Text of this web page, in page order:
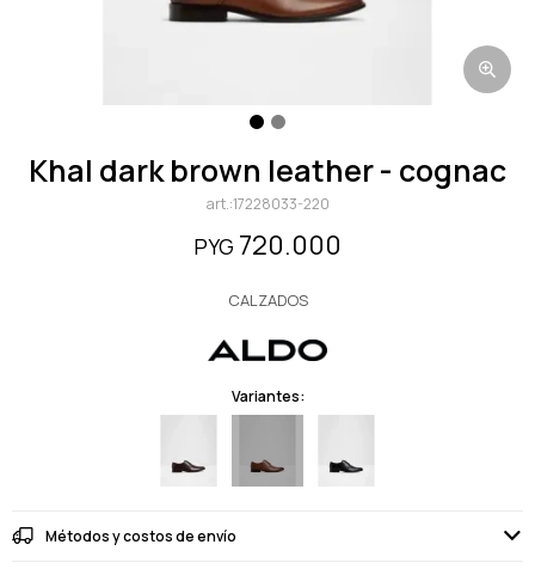
khal dark brown leather - cognac
17228033-220
PYG 720.000
CALZADOS
Variantes:
Métodos y costos de envío